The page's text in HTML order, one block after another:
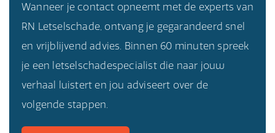
Wanneer je contact opneemt met de experts van
RN Letselschade, ontvang je gegarandeerd snel
en vrijblijvend advies. Binnen 60 minuten spreek
je een letselschadespecialist die naar jouw
verhaal luistert en jou adviseert over de
volgende stappen.